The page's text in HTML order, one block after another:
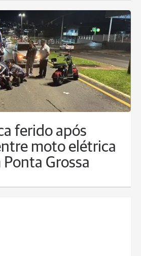
ferido após
moto elétrica
Grossa